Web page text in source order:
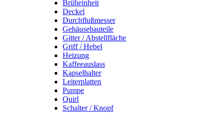
Brüheinheit
Deckel
Durchflußmesser
Gehäusebauteile
Gitter / Abstellfläche
Griff / Hebel
Heizung
Kaffeeauslass
Kapselhalter
Leiterplatten
Pumpe
Quirl
Schalter / Knopf